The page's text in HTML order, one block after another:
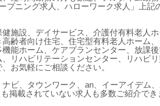
プニング求人、ハローワーク求人」上記
施設、デイサービス、介護付有料老人
齢者向け住宅、住宅型有料老人ホーム
能ホーム、ケアプランセンター、放課
リハビリテーションセンター、リハビ
お気軽にご相談ください。
ビ、タウンワーク、an、イーアイデム
掲載されていない求人も多数ご紹介でき